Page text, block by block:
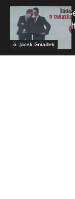
o. Jacek Gniadek